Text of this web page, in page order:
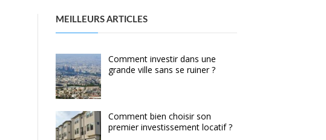
MEILLEURS ARTICLES
Comment investir dans une
grande ville sans se ruiner ?
Comment bien choisir son
premier investissement locatif ?